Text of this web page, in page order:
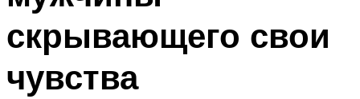
скрывающего свои
чувства